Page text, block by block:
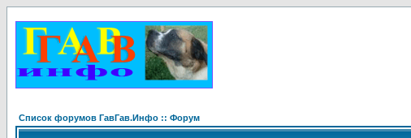
Список форумов ГавГав.Инфо :: Форум